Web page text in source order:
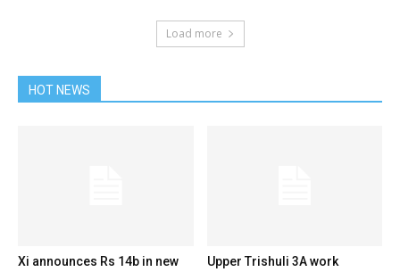
Load more
HOT NEWS
Xi announces Rs 14b in new
Upper Trishuli 3A work